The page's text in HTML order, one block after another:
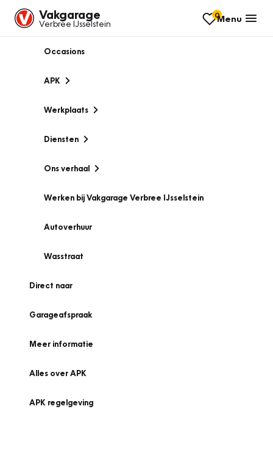
Vakgarage
Verbree IJsselstein
0Menu
Occasions
APK
Werkplaats
Diensten
Ons verhaal
Werken bij Vakgarage Verbree IJsselstein
Autoverhuur
Wasstraat
Direct naar
Garageafspraak
Meer informatie
Alles over APK
APK regelgeving